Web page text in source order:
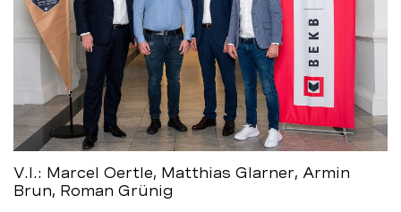
V.l.: Marcel Oertle, Matthias Glarner, Armin
Brun, Roman Grünig